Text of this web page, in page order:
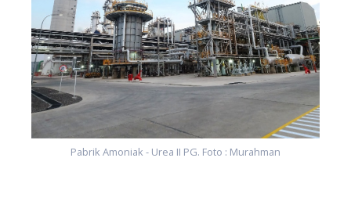
Pabrik Amoniak - Urea II PG. Foto : Murahman